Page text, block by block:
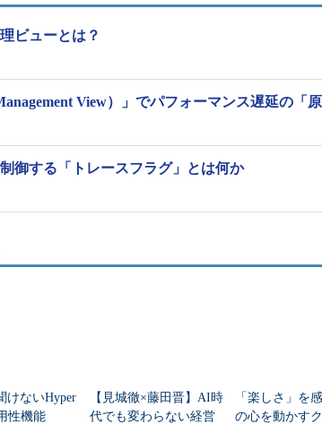
ビューとは？
View）」でパフォーマンス遅延の「
御する「トレースフラグ」とは何か
けないHyper
性機能
【見城徹×藤田晋】AI時
代でも変わらない経営
「楽しさ」を
の心を動かす